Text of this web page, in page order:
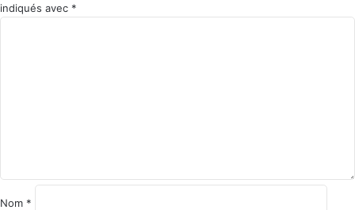
indiqués avec *
r
e
Nom *